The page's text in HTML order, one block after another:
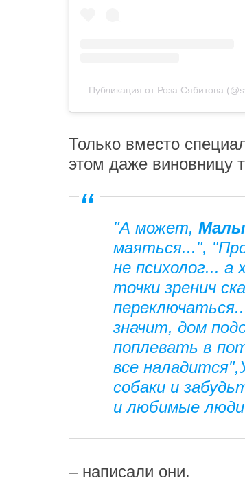
Публикация от Роза Сябитова
Только вместо
этом даже виновницу
"А может,
маяться...",
не психолог... а
точки зренич
значит, дом
поплевать в
все
собаки и
и любимые люди
– написали они.